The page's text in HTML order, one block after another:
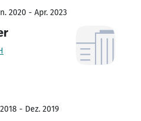
2020 - Apr. 2023
- Dez. 2019